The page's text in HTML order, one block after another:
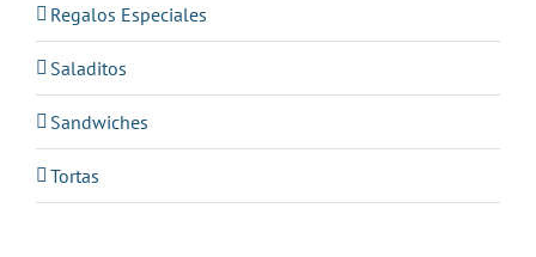
Regalos Especiales
Saladitos
Sandwiches
Tortas